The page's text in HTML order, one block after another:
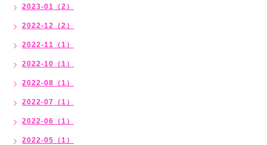
2023-01（2）
2022-12（2）
2022-11（1）
2022-10（1）
2022-08（1）
2022-07（1）
2022-06（1）
2022-05（1）